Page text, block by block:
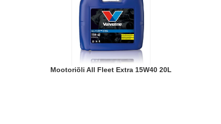
Mootoriõli All Fleet Extra 15W40 20L